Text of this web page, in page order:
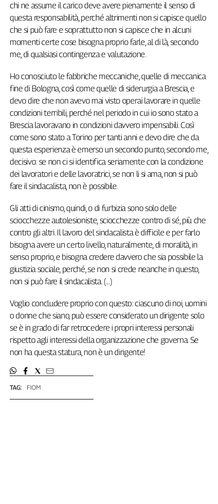
Talk
La
settimana
Collettiva
Il
Sassolino
Linea
Economica
Tech
It
Easy
Idea
InFlai
Le
trasmissioni
tv
Work
in
Progress
nel
Lavoro
Territori
Abruzzo-
Alto
Adige
Basilicata
TAG: FIOM
chi ne assume il carico deve avere pienamente il senso di
questa responsabilità, perché altrimenti non si capisce quello
che si può fare e soprattutto non si capisce che in alcuni
momenti certe cose bisogna proprio farle, al di là, secondo
me, di qualsiasi contingenza e valutazione.
Ho conosciuto le fabbriche meccaniche, quelle di meccanica
fine di Bologna, così come quelle di siderurgia a Brescia, e
devo dire che non avevo mai visto operai lavorare in quelle
condizioni terribili, perché nel periodo in cui io sono stato a
Brescia lavoravano in condizioni davvero impensabili. Così
come sono stato a Torino per tanti anni e devo dire che da
questa esperienza è emerso un secondo punto, secondo me,
decisivo: se non ci si identifica seriamente con la condizione
dei lavoratori e delle lavoratrici, se non li si ama, non si può
fare il sindacalista, non è possibile.
Gli atti di cinismo, quindi, o di furbizia sono solo delle
sciocchezze autolesioniste, sciocchezze contro di sé, più che
contro gli altri. Il lavoro del sindacalista è difficile e per farlo
bisogna avere un certo livello, naturalmente, di moralità, in
senso proprio, e bisogna credere davvero che sia possibile la
giustizia sociale, perché, se non si crede neanche in questo,
non si può fare il sindacalista. (...)
Voglio concludere proprio con questo: ciascuno di noi, uomini
o donne che siano, può essere considerato un dirigente solo
se è in grado di far retrocedere i propri interessi personali
rispetto agli interessi della organizzazione che governa. Se
non ha questa statura, non è un dirigente!